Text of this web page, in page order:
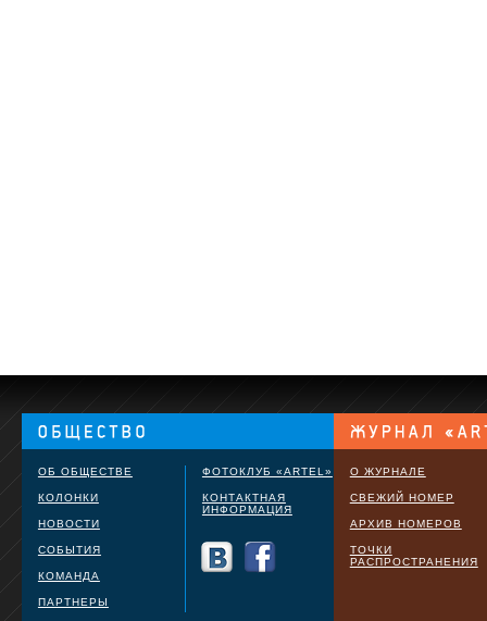
ОБ ОБЩЕСТВЕ
КОЛОНКИ
НОВОСТИ
СОБЫТИЯ
КОМАНДА
ПАРТНЕРЫ
ФОТОКЛУБ «ARTEL»
КОНТАКТНАЯ
ИНФОРМАЦИЯ
О ЖУРНАЛЕ
СВЕЖИЙ НОМЕР
АРХИВ НОМЕРОВ
ТОЧКИ
РАСПРОСТРАНЕНИЯ